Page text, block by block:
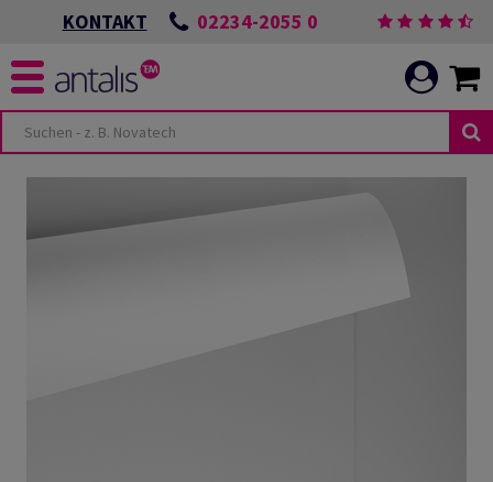
KONTAKT 02234-2055 0